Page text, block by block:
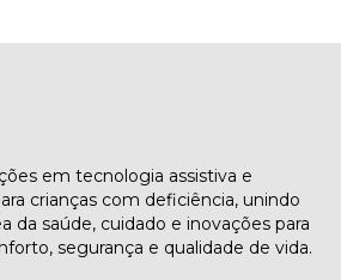
em tecnologia assistiva e
crianças com deficiência, unindo
da saúde, cuidado e inovações para
segurança e qualidade de vida.